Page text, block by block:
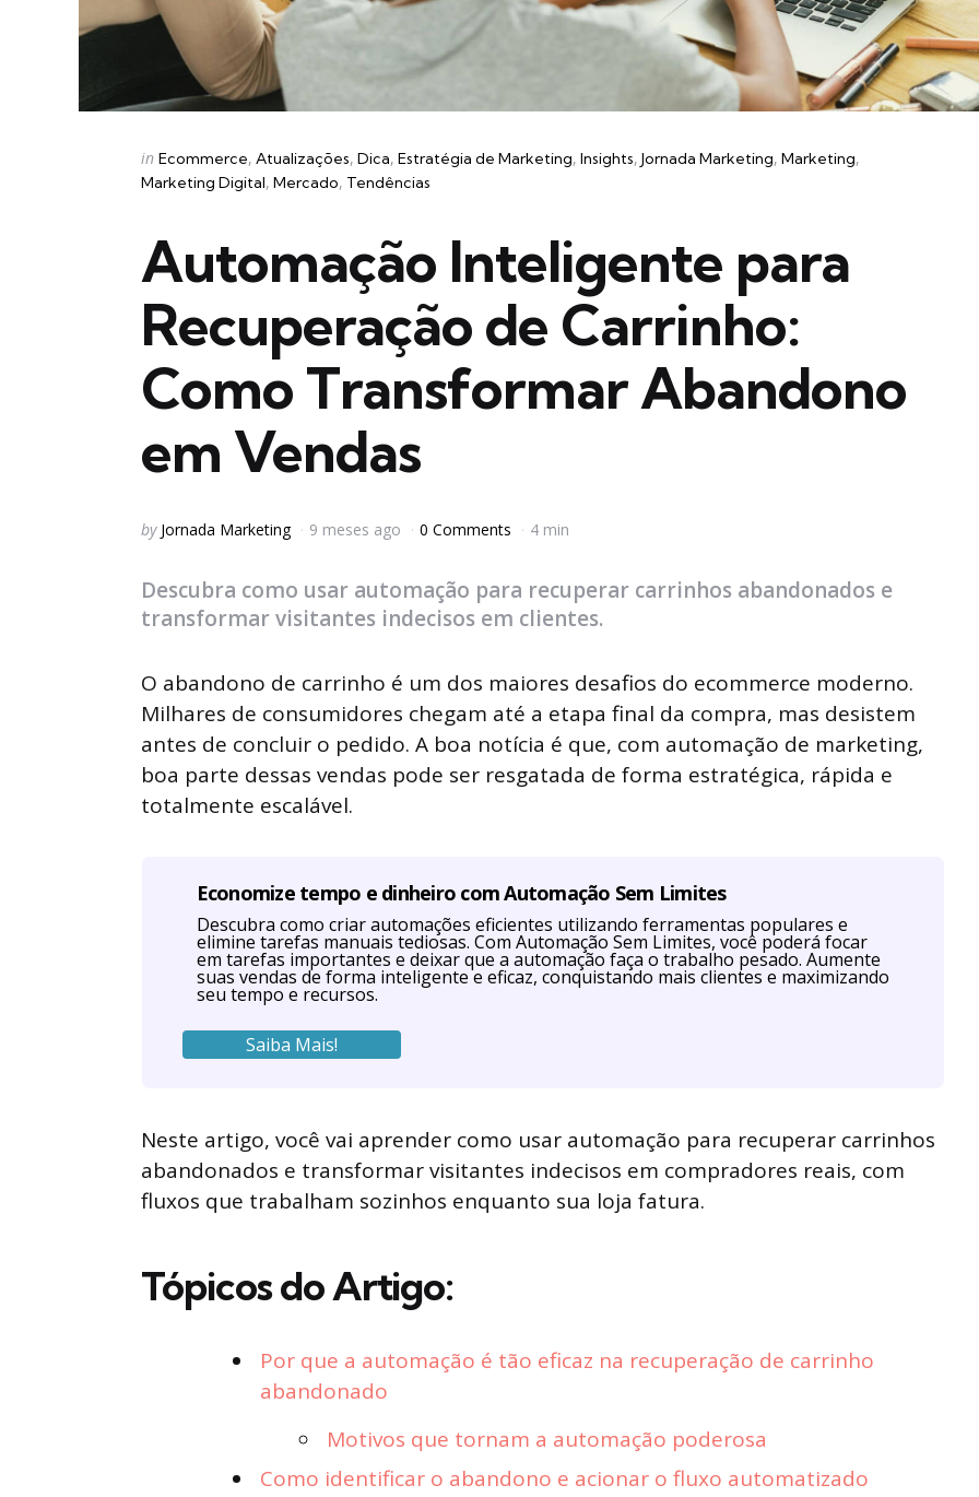
Categories
Posted
in
in Ecommerce Atualizações Dica Estratégia de Marketing Insights Jornada Marketing Marketing
Marketing Digital Mercado Tendências
Automação Inteligente para
Recuperação de Carrinho:
Como Transformar Abandono
em Vendas
Posted
by Jornada Marketing 9 meses ago 0 Comments 4 min
Descubra como usar automação para recuperar carrinhos abandonados e
transformar visitantes indecisos em clientes.
O abandono de carrinho é um dos maiores desafios do ecommerce moderno.
Milhares de consumidores chegam até a etapa final da compra, mas desistem
antes de concluir o pedido. A boa notícia é que, com automação de marketing,
boa parte dessas vendas pode ser resgatada de forma estratégica, rápida e
totalmente escalável.
Economize tempo e dinheiro com Automação Sem Limites
Descubra como criar automações eficientes utilizando ferramentas populares e
elimine tarefas manuais tediosas. Com Automação Sem Limites, você poderá focar
em tarefas importantes e deixar que a automação faça o trabalho pesado. Aumente
suas vendas de forma inteligente e eficaz, conquistando mais clientes e maximizando
seu tempo e recursos.
Saiba Mais!
Neste artigo, você vai aprender como usar automação para recuperar carrinhos
abandonados e transformar visitantes indecisos em compradores reais, com
fluxos que trabalham sozinhos enquanto sua loja fatura.
Tópicos do Artigo:
Por que a automação é tão eficaz na recuperação de carrinho
abandonado
Motivos que tornam a automação poderosa
Como identificar o abandono e acionar o fluxo automatizado